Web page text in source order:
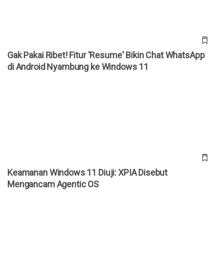
Gak Pakai Ribet! Fitur 'Resume' Bikin Chat WhatsApp
di Android Nyambung ke Windows 11
Keamanan Windows 11 Diuji: XPIA Disebut
Mengancam Agentic OS